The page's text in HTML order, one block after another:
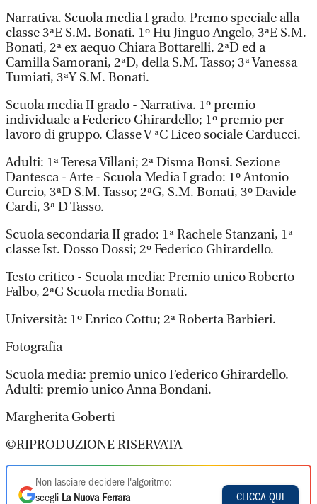
Narrativa. Scuola media I grado. Premo speciale alla
classe 3ªE S.M. Bonati. 1º Hu Jinguo Angelo, 3ªE S.M.
Bonati, 2ª ex aequo Chiara Bottarelli, 2ªD ed a
Camilla Samorani, 2ªD, della S.M. Tasso; 3ª Vanessa
Tumiati, 3ªY S.M. Bonati.
Scuola media II grado - Narrativa. 1º premio
individuale a Federico Ghirardello; 1º premio per
lavoro di gruppo. Classe V ªC Liceo sociale Carducci.
Adulti: 1ª Teresa Villani; 2ª Disma Bonsi. Sezione
Dantesca - Arte - Scuola Media I grado: 1º Antonio
Curcio, 3ªD S.M. Tasso; 2ªG, S.M. Bonati, 3º Davide
Cardi, 3ª D Tasso.
Scuola secondaria II grado: 1ª Rachele Stanzani, 1ª
classe Ist. Dosso Dossi; 2º Federico Ghirardello.
Testo critico - Scuola media: Premio unico Roberto
Falbo, 2ªG Scuola media Bonati.
Università: 1º Enrico Cottu; 2ª Roberta Barbieri.
Fotografia
Scuola media: premio unico Federico Ghirardello.
Adulti: premio unico Anna Bondani.
Margherita Goberti
©RIPRODUZIONE RISERVATA
Non lasciare decidere l'algoritmo:
scegli La Nuova Ferrara
CLICCA QUI